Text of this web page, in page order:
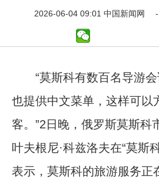
2026-06-04 09:01 中国新闻网
“莫斯科有数百名导游会
也提供中文菜单，这样可以
客。”2日晚，俄罗斯莫斯科
叶夫根尼·科兹洛夫在“莫斯
表示，莫斯科的旅游服务正